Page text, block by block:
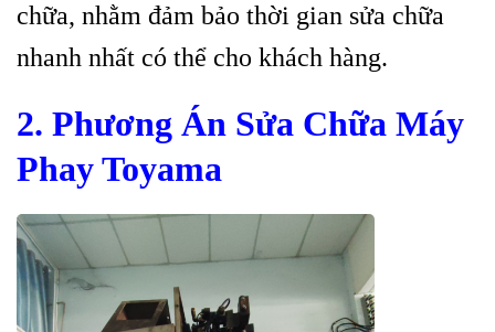
chữa, nhằm đảm bảo thời gian sửa chữa
nhanh nhất có thể cho khách hàng.
2. Phương Án Sửa Chữa Máy
Phay Toyama